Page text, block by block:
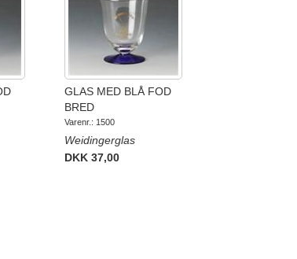
GLAS MED BLÅ FOD
BRED
Varenr.: 1500
Weidingerglas
DKK 37,00